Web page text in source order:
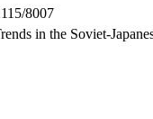
8007
in the Soviet-